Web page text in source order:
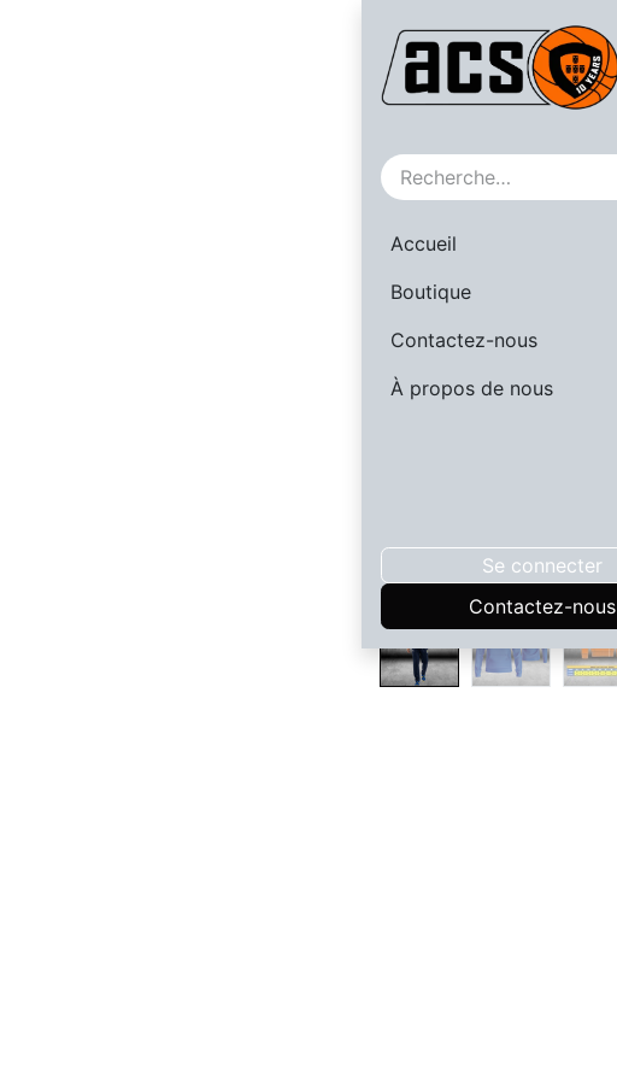
Accueil
Boutique
Contactez-nous
À propos de nous
Se connecter
Contactez-nous
SALE